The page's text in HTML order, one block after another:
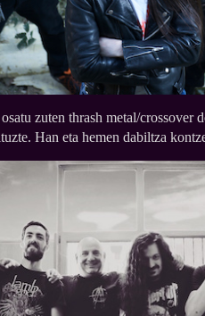
zuten thrash metal/crossover
Han eta hemen dabiltza